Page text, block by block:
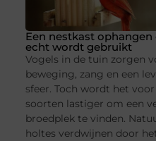
Een nestkast ophangen
echt wordt gebruikt
Vogels in de tuin zorgen
beweging, zang en een
sfeer. Toch wordt het voor
soorten lastiger om een
broedplek te vinden.
holtes verdwijnen door